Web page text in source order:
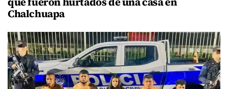
Chalchuapa